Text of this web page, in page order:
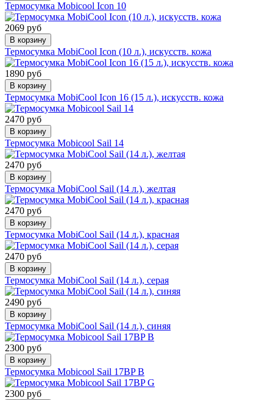
Термосумка Mobicool Icon 10
2069 руб
В корзину
Термосумка MobiCool Icon (10 л.), искусств. кожа
1890 руб
В корзину
Термосумка MobiCool Icon 16 (15 л.), искусств. кожа
2470 руб
В корзину
Термосумка Mobicool Sail 14
2470 руб
В корзину
Термосумка MobiCool Sail (14 л.), желтая
2470 руб
В корзину
Термосумка MobiCool Sail (14 л.), красная
2470 руб
В корзину
Термосумка MobiCool Sail (14 л.), серая
2490 руб
В корзину
Термосумка MobiCool Sail (14 л.), синяя
2300 руб
В корзину
Термосумка Mobicool Sail 17BP B
2300 руб